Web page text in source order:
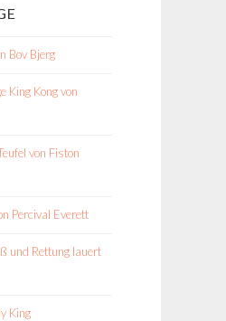
Bov Bjerg
King Kong von
von Fiston
Percival Everett
und Rettung lauert
King